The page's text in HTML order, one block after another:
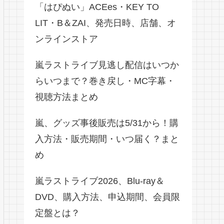
「はぴぬい」ACEes・KEY TO
LIT・B＆ZAI、発売日時、店舗、オ
ンラインストア
嵐ラストライブ見逃し配信はいつか
らいつまで？巻き戻し・MC字幕・
視聴方法まとめ
嵐、グッズ事後販売は5/31から！購
入方法・販売期間・いつ届く？まと
め
嵐ラストライブ2026、Blu-ray＆
DVD、購入方法、申込期間、会員限
定盤とは？